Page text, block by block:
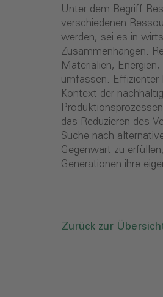
Unter dem Begriff
verschiedenen
werden, sei es in
Zusammenhängen.
Materialien,
umfassen. Effizienter
Kontext der
das Reduzieren des
Suche nach
Gegenwart zu
Generationen ihre
Zurück zur